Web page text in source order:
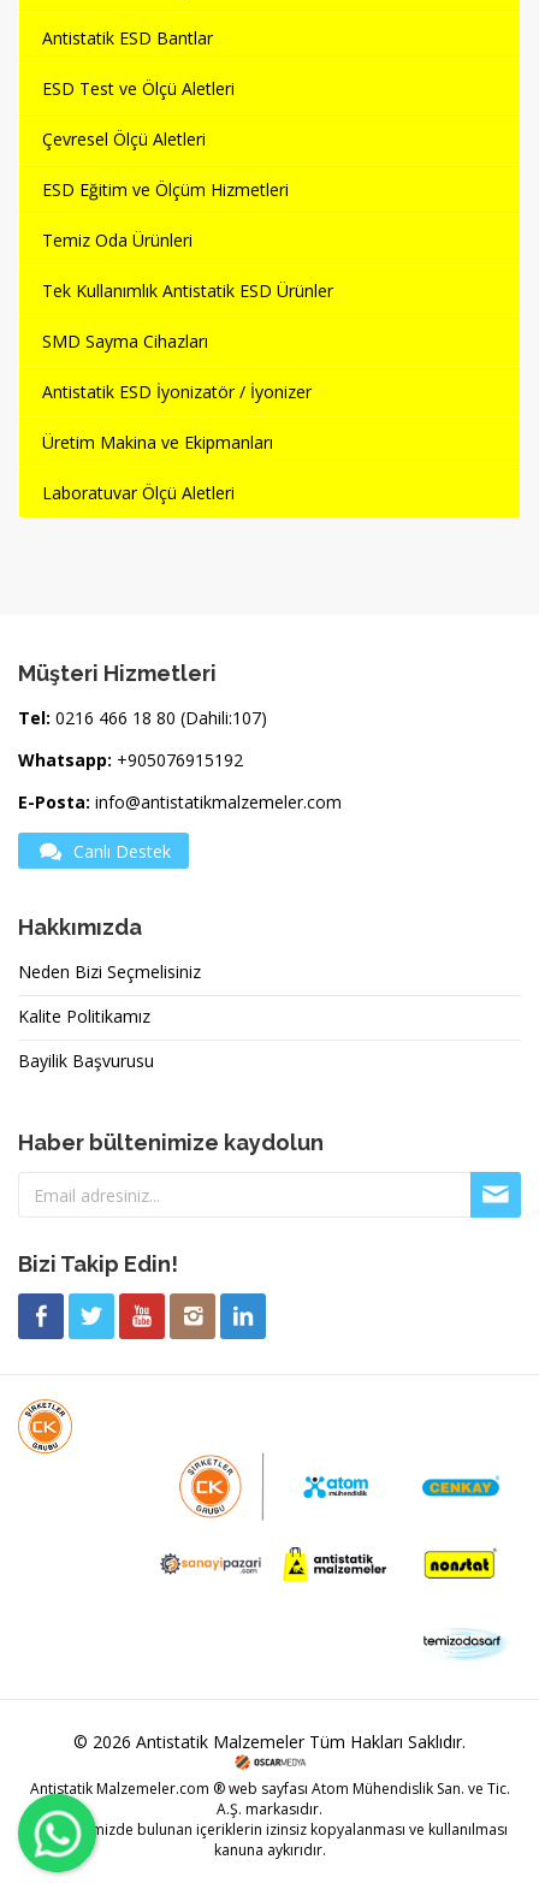
Antistatik ESD Bantlar
ESD Test ve Ölçü Aletleri
Çevresel Ölçü Aletleri
ESD Eğitim ve Ölçüm Hizmetleri
Temiz Oda Ürünleri
Tek Kullanımlık Antistatik ESD Ürünler
SMD Sayma Cihazları
Antistatik ESD İyonizatör / İyonizer
Üretim Makina ve Ekipmanları
Laboratuvar Ölçü Aletleri
Müşteri Hizmetleri
Tel: 0216 466 18 80 (Dahili:107)
Whatsapp: +905076915192
E-Posta: info@antistatikmalzemeler.com
Canlı Destek
Hakkımızda
Neden Bizi Seçmelisiniz
Kalite Politikamız
Bayilik Başvurusu
Haber bültenimize kaydolun
Bizi Takip Edin!
© 2026 Antistatik Malzemeler Tüm Hakları Saklıdır.
Antistatik Malzemeler.com ® web sayfası Atom Mühendislik San. ve Tic.
A.Ş. markasıdır.
Web sitemizde bulunan içeriklerin izinsiz kopyalanması ve kullanılması
kanuna aykırıdır.